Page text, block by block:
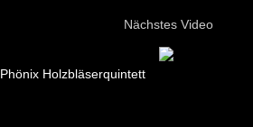
Nächstes Video
Phönix Holzbläserquintett